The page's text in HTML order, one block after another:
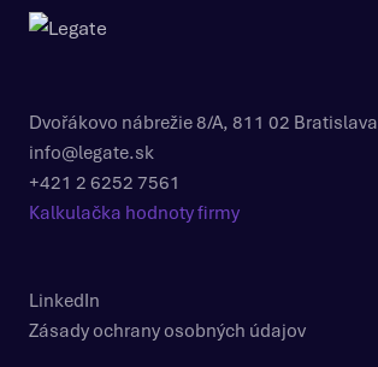
Dvořákovo nábrežie 8/A, 811 02 Bratislava
info@legate.sk
+421 2 6252 7561
Kalkulačka hodnoty firmy
LinkedIn
Zásady ochrany osobných údajov